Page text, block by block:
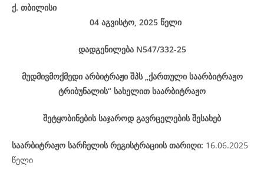
ქ. თბილისი
04 აგვისტო, 2025 წელი
დადგენილება N547/332-25
მუდმივმოქმედი არბიტრაჟი შპს „ქართული საარბიტრაჟო
ტრიბუნალის“ სახელით საარბიტრაჟო
შეტყობინების საჯაროდ გავრცელების შესახებ
საარბიტრაჟო სარჩელის რეგისტრაციის თარიღი: 16.06.2025
წელი